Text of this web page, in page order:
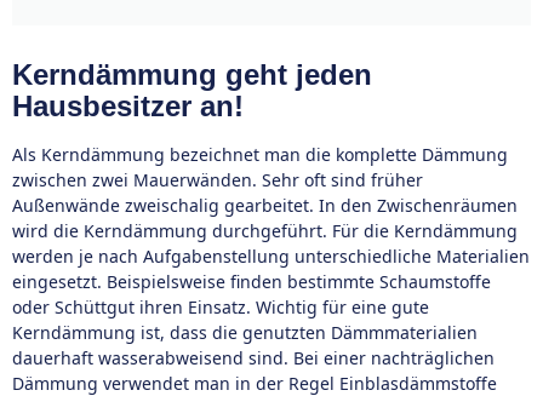
Kerndämmung geht jeden
Hausbesitzer an!
Als Kerndämmung bezeichnet man die komplette Dämmung
zwischen zwei Mauerwänden. Sehr oft sind früher
Außenwände zweischalig gearbeitet. In den Zwischenräumen
wird die Kerndämmung durchgeführt. Für die Kerndämmung
werden je nach Aufgabenstellung unterschiedliche Materialien
eingesetzt. Beispielsweise finden bestimmte Schaumstoffe
oder Schüttgut ihren Einsatz. Wichtig für eine gute
Kerndämmung ist, dass die genutzten Dämmmaterialien
dauerhaft wasserabweisend sind. Bei einer nachträglichen
Dämmung verwendet man in der Regel Einblasdämmstoffe